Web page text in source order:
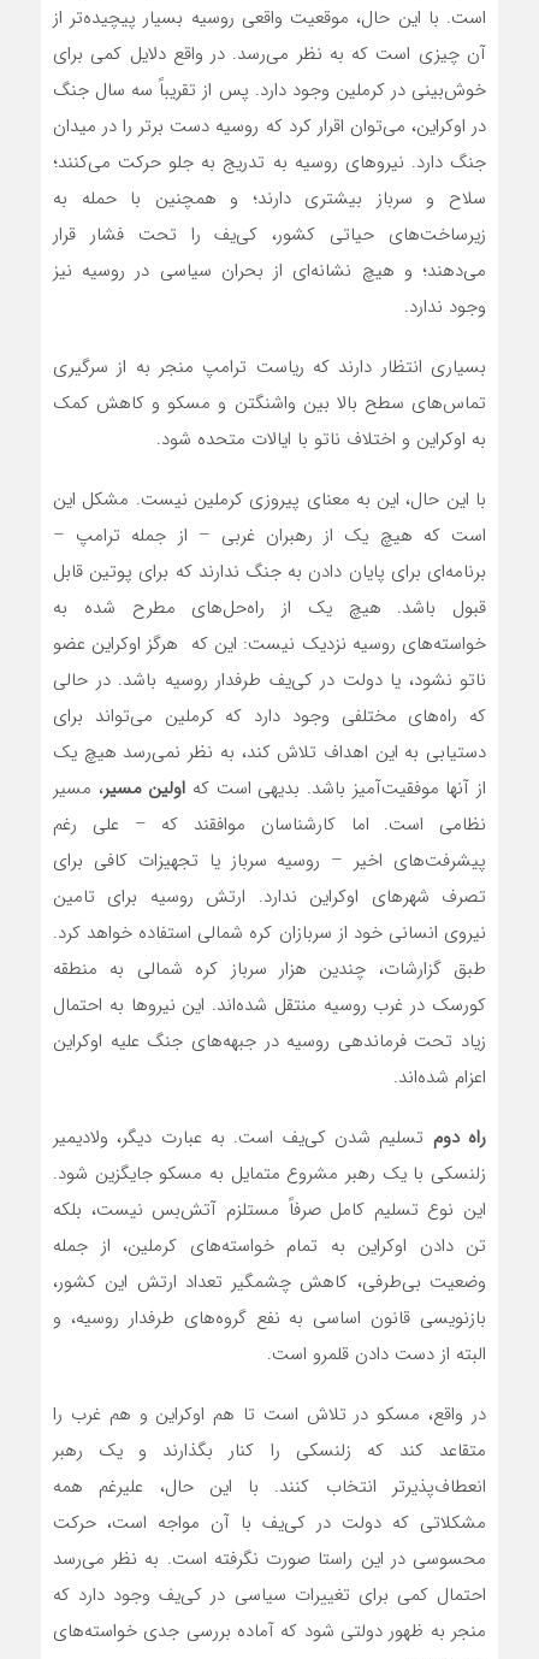
است. با این حال، موقعیت واقعی روسیه بسیار پیچیده‌تر از
آن چیزی است که به نظر می‌رسد. در واقع دلایل کمی برای
خوش‌بینی در کرملین وجود دارد. پس از تقریباً سه سال جنگ
در اوکراین، می‌توان اقرار کرد که روسیه دست برتر را در میدان
جنگ دارد. نیروهای روسیه به تدریج به جلو حرکت می‌کنند؛
سلاح و سرباز بیشتری دارند؛ و همچنین با حمله به
زیرساخت‌های حیاتی کشور، کی‌یف را تحت فشار قرار
می‌دهند؛ و هیچ نشانه‌ای از بحران سیاسی در روسیه نیز
وجود ندارد.
بسیاری انتظار دارند که ریاست ترامپ منجر به از سرگیری
تماس‌های سطح بالا بین واشنگتن و مسکو و کاهش کمک
به اوکراین و اختلاف ناتو با ایالات متحده شود.
با این حال، این به معنای پیروزی کرملین نیست. مشکل این
است که هیچ یک از رهبران غربی – از جمله ترامپ –
برنامه‌ای برای پایان دادن به جنگ ندارند که برای پوتین قابل
قبول باشد. هیچ یک از راه‌حل‌های مطرح شده به
خواسته‌های روسیه نزدیک نیست: این که هرگز اوکراین عضو
ناتو نشود، یا دولت در کی‌یف طرفدار روسیه باشد. در حالی
که راه‌های مختلفی وجود دارد که کرملین می‌تواند برای
دستیابی به این اهداف تلاش کند، به نظر نمی‌رسد هیچ یک
از آنها موفقیت‌آمیز باشد. بدیهی است که اولین مسیر، مسیر
نظامی است. اما کارشناسان موافقند که – علی رغم
پیشرفت‌های اخیر – روسیه سرباز یا تجهیزات کافی برای
تصرف شهرهای اوکراین ندارد. ارتش روسیه برای تامین
نیروی انسانی خود از سربازان کره شمالی استفاده خواهد کرد.
طبق گزارشات، چندین هزار سرباز کره شمالی به منطقه
کورسک در غرب روسیه منتقل شده‌اند. این نیروها به احتمال
زیاد تحت فرماندهی روسیه در جبهه‌های جنگ علیه اوکراین
اعزام شده‌اند.
راه دوم تسلیم شدن کی‌یف است. به عبارت دیگر، ولادیمیر
زلنسکی با یک رهبر مشروع متمایل به مسکو جایگزین شود.
این نوع تسلیم کامل صرفاً مستلزم آتش‌بس نیست، بلکه
تن دادن اوکراین به تمام خواسته‌های کرملین، از جمله
وضعیت بی‌طرفی، کاهش چشمگیر تعداد ارتش این کشور،
بازنویسی قانون اساسی به نفع گروه‌های طرفدار روسیه، و
البته از دست دادن قلمرو است.
در واقع، مسکو در تلاش است تا هم اوکراین و هم غرب را
متقاعد کند که زلنسکی را کنار بگذارند و یک رهبر
انعطاف‌پذیرتر انتخاب کنند. با این حال، علیرغم همه
مشکلاتی که دولت در کی‌یف با آن مواجه است، حرکت
محسوسی در این راستا صورت نگرفته است. به نظر می‌رسد
احتمال کمی برای تغییرات سیاسی در کی‌یف وجود دارد که
منجر به ظهور دولتی شود که آماده بررسی جدی خواسته‌های